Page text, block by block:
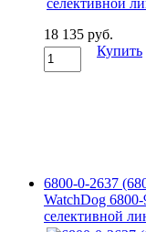
18 135 руб.
Купить
6800-0-2637
WatchDog
селективной